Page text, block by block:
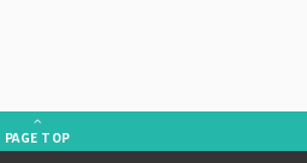
PAGE TOP